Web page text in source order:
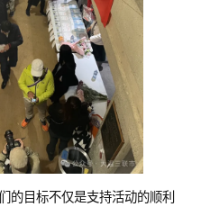
的目标不仅是支持活动的顺利